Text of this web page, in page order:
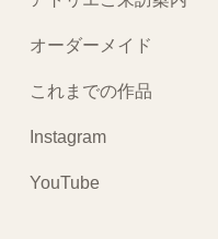
オーダーメイド
これまでの作品
Instagram
YouTube